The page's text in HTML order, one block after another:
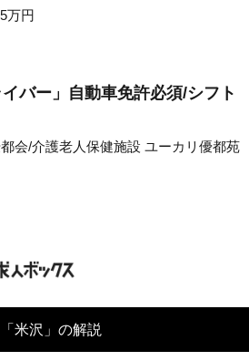
万円
イバー」自動車免許必須/シフト
会/介護老人保健施設 ユーカリ優都苑
「米沢」の解説